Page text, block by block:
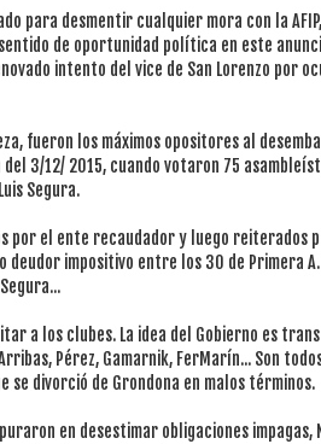
para desmentir cualquier mora con la
de oportunidad política en este
intento del vice de San Lorenzo por
fueron los máximos opositores al
3/12/ 2015, cuando votaron 75
Segura.
por el ente recaudador y luego reiterados
deudor impositivo entre los 30 de Primera
a los clubes. La idea del Gobierno es
Pérez, Gamarnik, FerMarín... Son
se divorció de Grondona en malos términos.
en desestimar obligaciones